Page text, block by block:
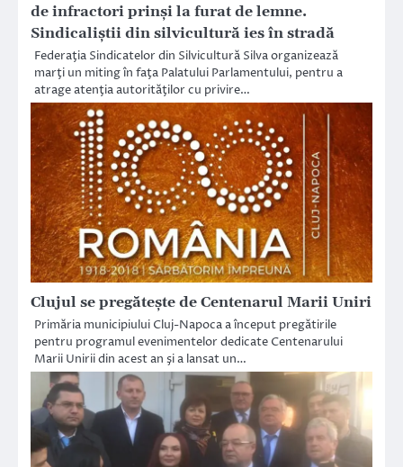
de infractori prinși la furat de lemne.
Sindicaliştii din silvicultură ies în stradă
Federaţia Sindicatelor din Silvicultură Silva organizează
marţi un miting în faţa Palatului Parlamentului, pentru a
atrage atenţia autorităţilor cu privire…
Clujul se pregăteşte de Centenarul Marii Uniri
Primăria municipiului Cluj-Napoca a început pregătirile
pentru programul evenimentelor dedicate Centenarului
Marii Unirii din acest an şi a lansat un…